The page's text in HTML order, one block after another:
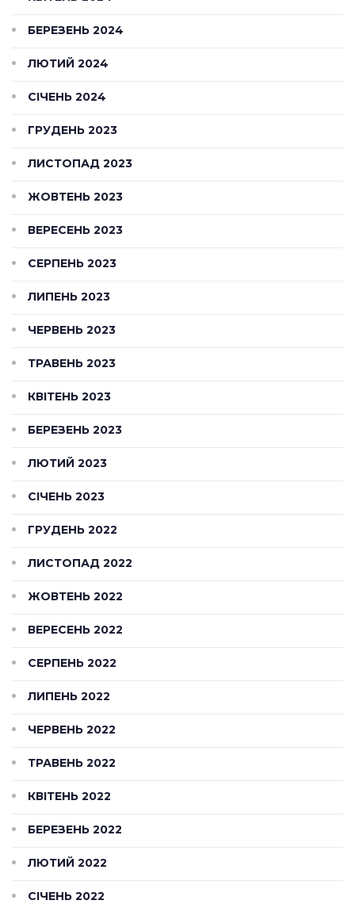
БЕРЕЗЕНЬ 2024
ЛЮТИЙ 2024
СІЧЕНЬ 2024
ГРУДЕНЬ 2023
ЛИСТОПАД 2023
ЖОВТЕНЬ 2023
ВЕРЕСЕНЬ 2023
СЕРПЕНЬ 2023
ЛИПЕНЬ 2023
ЧЕРВЕНЬ 2023
ТРАВЕНЬ 2023
КВІТЕНЬ 2023
БЕРЕЗЕНЬ 2023
ЛЮТИЙ 2023
СІЧЕНЬ 2023
ГРУДЕНЬ 2022
ЛИСТОПАД 2022
ЖОВТЕНЬ 2022
ВЕРЕСЕНЬ 2022
СЕРПЕНЬ 2022
ЛИПЕНЬ 2022
ЧЕРВЕНЬ 2022
ТРАВЕНЬ 2022
КВІТЕНЬ 2022
БЕРЕЗЕНЬ 2022
ЛЮТИЙ 2022
СІЧЕНЬ 2022